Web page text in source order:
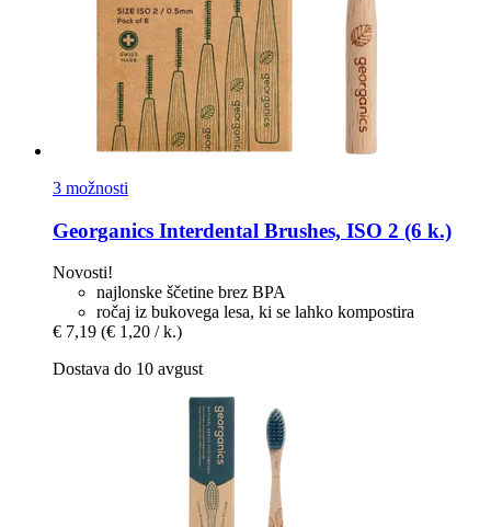
3 možnosti
Georganics Interdental Brushes, ISO 2 (6 k.)
Novosti!
najlonske ščetine brez BPA
ročaj iz bukovega lesa, ki se lahko kompostira
€ 7,19 (€ 1,20 / k.)
Dostava do 10 avgust